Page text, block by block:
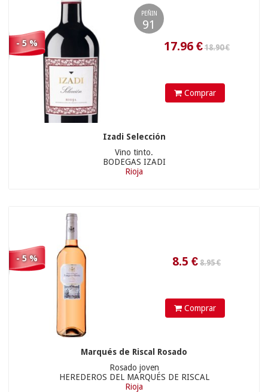
- 5 %
PEÑIN
91
Comprar
Izadi Selección
Vino tinto.
BODEGAS IZADI
Rioja
- 5 %
Comprar
Marqués de Riscal Rosado
Rosado joven
HEREDEROS DEL MARQUÉS DE RISCAL
Rioja
11.64